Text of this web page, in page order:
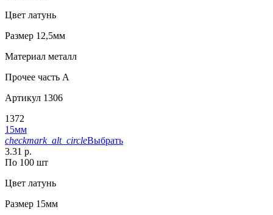
Цвет латунь
Размер 12,5мм
Материал металл
Прочее часть A
Артикул 1306
1372
15мм
checkmark_alt_circleВыбрать
3.31 р.
По 100 шт
Цвет латунь
Размер 15мм